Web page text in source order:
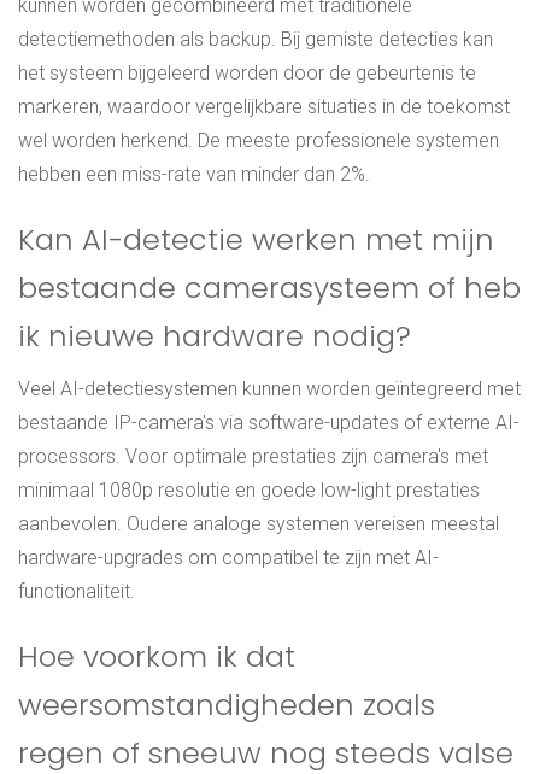
kunnen worden gecombineerd met traditionele
detectiemethoden als backup. Bij gemiste detecties kan
het systeem bijgeleerd worden door de gebeurtenis te
markeren, waardoor vergelijkbare situaties in de toekomst
wel worden herkend. De meeste professionele systemen
hebben een miss-rate van minder dan 2%.
Kan AI-detectie werken met mijn
bestaande camerasysteem of heb
ik nieuwe hardware nodig?
Veel AI-detectiesystemen kunnen worden geïntegreerd met
bestaande IP-camera's via software-updates of externe AI-
processors. Voor optimale prestaties zijn camera's met
minimaal 1080p resolutie en goede low-light prestaties
aanbevolen. Oudere analoge systemen vereisen meestal
hardware-upgrades om compatibel te zijn met AI-
functionaliteit.
Hoe voorkom ik dat
weersomstandigheden zoals
regen of sneeuw nog steeds valse